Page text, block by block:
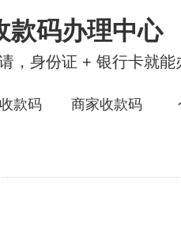
款码办理中心
，身份证 + 银行卡就能
款码 商家收款码